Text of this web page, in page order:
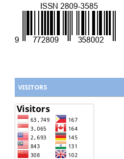
VISITORS